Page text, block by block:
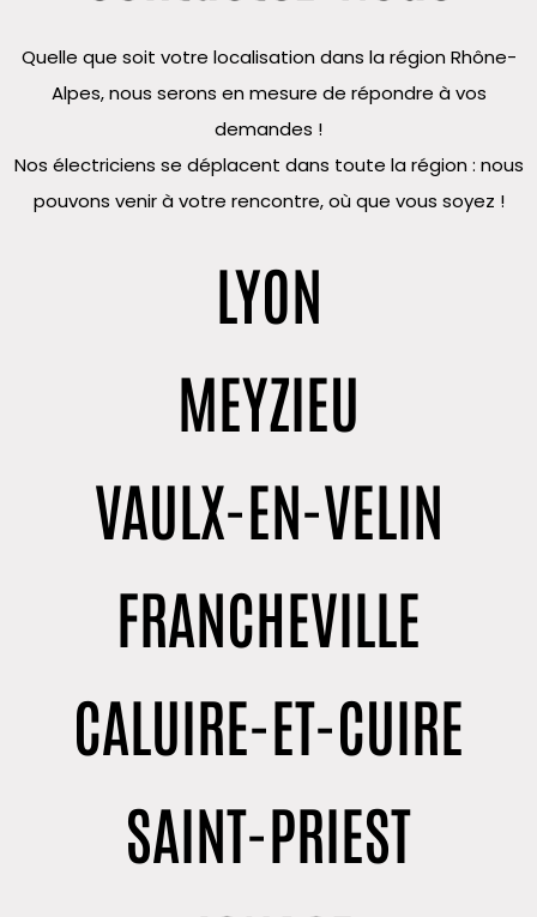
Quelle que soit votre localisation dans la région Rhône-
Alpes, nous serons en mesure de répondre à vos
demandes !
Nos électriciens se déplacent dans toute la région : nous
pouvons venir à votre rencontre, où que vous soyez !
LYON
MEYZIEU
VAULX-EN-VELIN
FRANCHEVILLE
CALUIRE-ET-CUIRE
SAINT-PRIEST